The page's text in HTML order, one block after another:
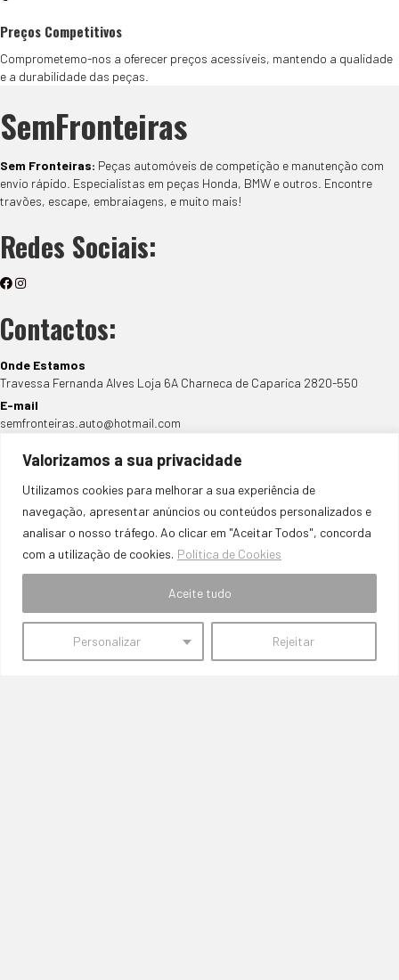
Valorizamos a sua privacidade
Utilizamos cookies para melhorar a sua experiência de
navegação, apresentar anúncios ou conteúdos personalizados e
analisar o nosso tráfego. Ao clicar em "Aceitar Todos", concorda
com a utilização de cookies. Política de Cookies
Personalizar Rejeitar
Aceite tudo
Preços Competitivos
Comprometemo-nos a oferecer preços acessíveis, mantendo a qualidade
e a durabilidade das peças.
SemFronteiras
Sem Fronteiras: Peças automóveis de competição e manutenção com
envio rápido. Especialistas em peças Honda, BMW e outros. Encontre
travões, escape, embraiagens, e muito mais!
Redes Sociais:
Contactos:
Onde Estamos
Travessa Fernanda Alves Loja 6A Charneca de Caparica 2820-550
E-mail
semfronteiras.auto@hotmail.com
+351 939 905 965
Entre as 9h e as 18h de Segunda a Sábado
(Chamada para rede móvel nacional)
Métodos de Pagamento: